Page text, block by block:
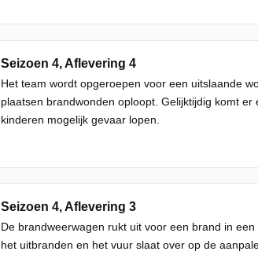
Seizoen 4, Aflevering 4
Het team wordt opgeroepen voor een uitslaande
plaatsen brandwonden oploopt. Gelijktijdig komt
kinderen mogelijk gevaar lopen.
Seizoen 4, Aflevering 3
De brandweerwagen rukt uit voor een brand in
het uitbranden en het vuur slaat over op de